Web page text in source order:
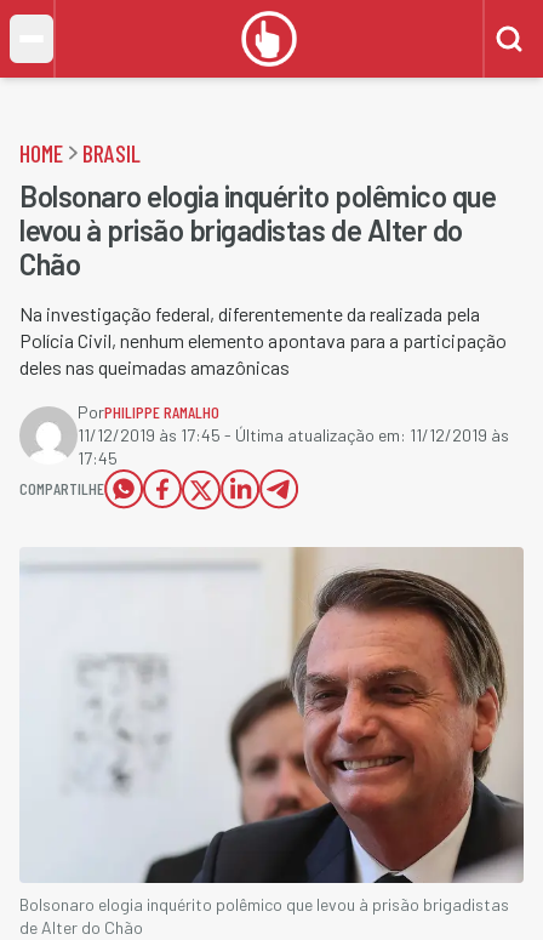
HOME BRASIL
Bolsonaro elogia inquérito polêmico que
levou à prisão brigadistas de Alter do
Chão
Na investigação federal, diferentemente da realizada pela
Polícia Civil, nenhum elemento apontava para a participação
deles nas queimadas amazônicas
PorPHILIPPE RAMALHO
11/12/2019 às 17:45 - Última atualização em: 11/12/2019 às
17:45
COMPARTILHE
Bolsonaro elogia inquérito polêmico que levou à prisão brigadistas
de Alter do Chão